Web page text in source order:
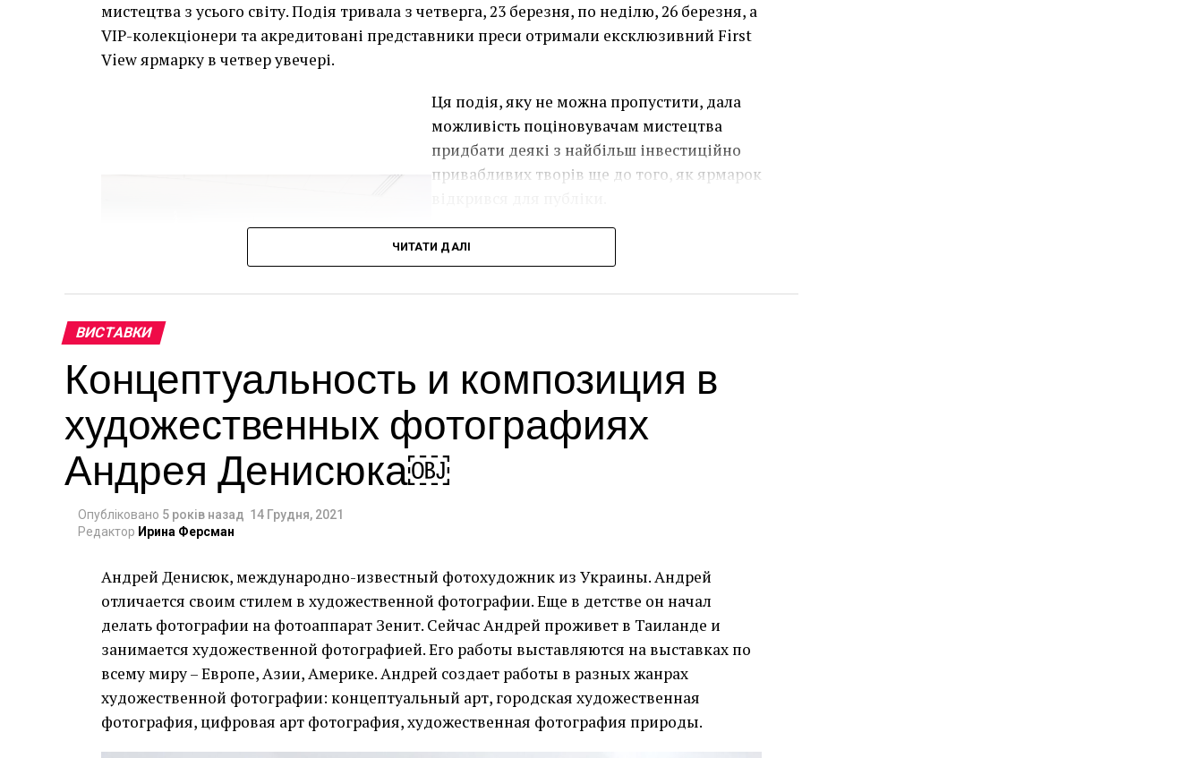
мистецтва з усього світу. Подія тривала з четверга, 23 березня, по неділю, 26 березня, а
VIP-колекціонери та акредитовані представники преси отримали ексклюзивний First
View ярмарку в четвер увечері.
Ця подія, яку не можна пропустити, дала
можливість поціновувачам мистецтва
придбати деякі з найбільш інвестиційно
привабливих творів ще до того, як ярмарок
Однією з найяскравіших подій ярмарку
стала виставка двадцяти чотирьох
вибраних робіт Руперта Гарсії, одного з
університету. Куратором виставки
виступив Джек Расмуссен, директор і
куратор музею, за підтримки Bourlet Art
Logistics.
любителям мистецтва переглядати стенди
учасників, робити запити на продаж та
отримувати доступ до інформації про
ярмарок онлайн через Artsynet та додаток
Artsy.
ЧИТАТИ ДАЛІ
ВИСТАВКИ
Концептуальность и композиция в
художественных фотографиях
Андрея Денисюка￼
Опубліковано 5 років назад 14 Грудня, 2021
Редактор Ирина Ферсман
Андрей Денисюк, международно-известный фотохудожник из Украины. Андрей
отличается своим стилем в художественной фотографии. Еще в детстве он начал
делать фотографии на фотоаппарат Зенит. Сейчас Андрей проживет в Таиланде и
занимается художественной фотографией. Его работы выставляются на выставках по
всему миру – Европе, Азии, Америке. Андрей создает работы в разных жанрах
художественной фотографии: концептуальный арт, городская художественная
фотография, цифровая арт фотография, художественная фотография природы.